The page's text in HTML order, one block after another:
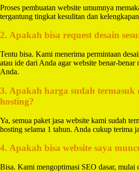
Proses pembuatan website umumnya
tergantung tingkat kesulitan dan
2. Apakah bisa request desain
Tentu bisa. Kami menerima permintaan
atau ide dari Anda agar website benar-benar
Anda.
3. Apakah harga sudah termasuk
hosting?
Ya, semua paket jasa website kami sudah
hosting selama 1 tahun. Anda cukup terima
4. Apakah bisa website saya
Bisa. Kami mengoptimasi SEO dasar, mulai